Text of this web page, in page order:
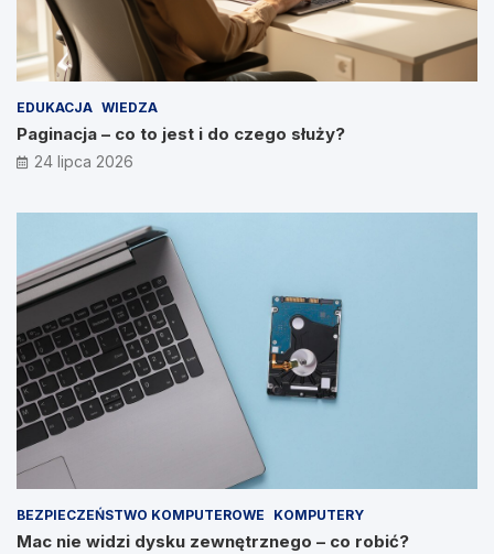
EDUKACJA WIEDZA
Paginacja – co to jest i do czego służy?
24 lipca 2026
BEZPIECZEŃSTWO KOMPUTEROWE KOMPUTERY
Mac nie widzi dysku zewnętrznego – co robić?